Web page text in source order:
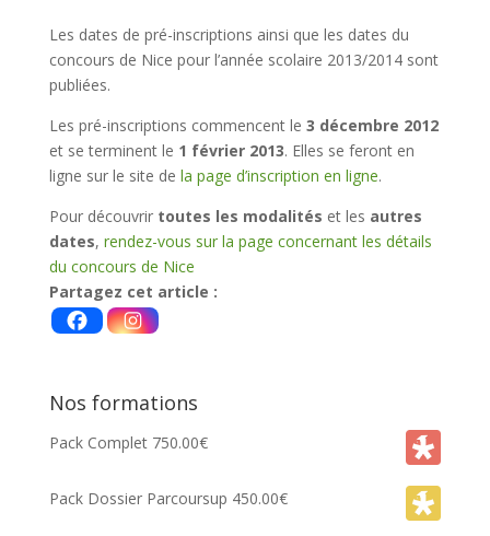
Les dates de pré-inscriptions ainsi que les dates du
concours de Nice pour l’année scolaire 2013/2014 sont
publiées.
Les pré-inscriptions commencent le 3 décembre 2012
et se terminent le 1 février 2013. Elles se feront en
ligne sur le site de la page d’inscription en ligne.
Pour découvrir toutes les modalités et les autres
dates, rendez-vous sur la page concernant les détails
du concours de Nice
Partagez cet article :
Nos formations
Pack Complet 750.00€
Pack Dossier Parcoursup 450.00€